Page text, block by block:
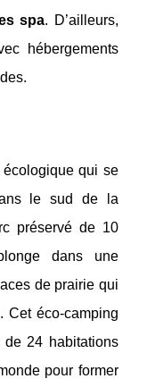
spa. D’ailleurs,
hébergements
qui se
le sud de la
préservé de 10
dans une
de prairie qui
Cet éco-camping
24 habitations
pour former